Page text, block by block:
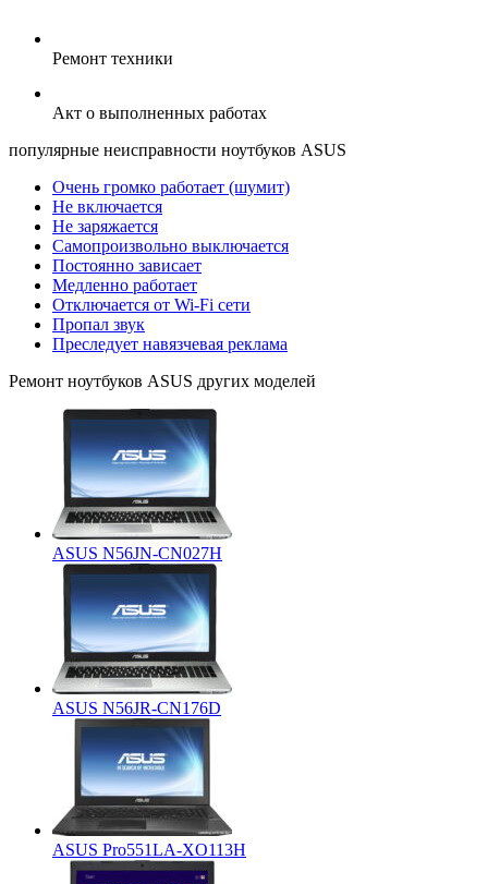
Ремонт техники
Акт о выполненных работах
популярные неисправности ноутбуков ASUS
Очень громко работает (шумит)
Не включается
Не заряжается
Самопроизвольно выключается
Постоянно зависает
Медленно работает
Отключается от Wi-Fi сети
Пропал звук
Преследует навязчевая реклама
Ремонт ноутбуков ASUS других моделей
ASUS N56JN-CN027H
ASUS N56JR-CN176D
ASUS Pro551LA-XO113H